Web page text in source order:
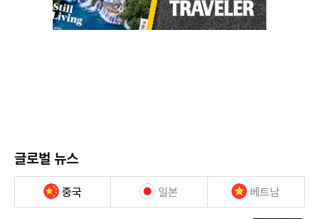
글로벌 뉴스
중국 일본 베트남